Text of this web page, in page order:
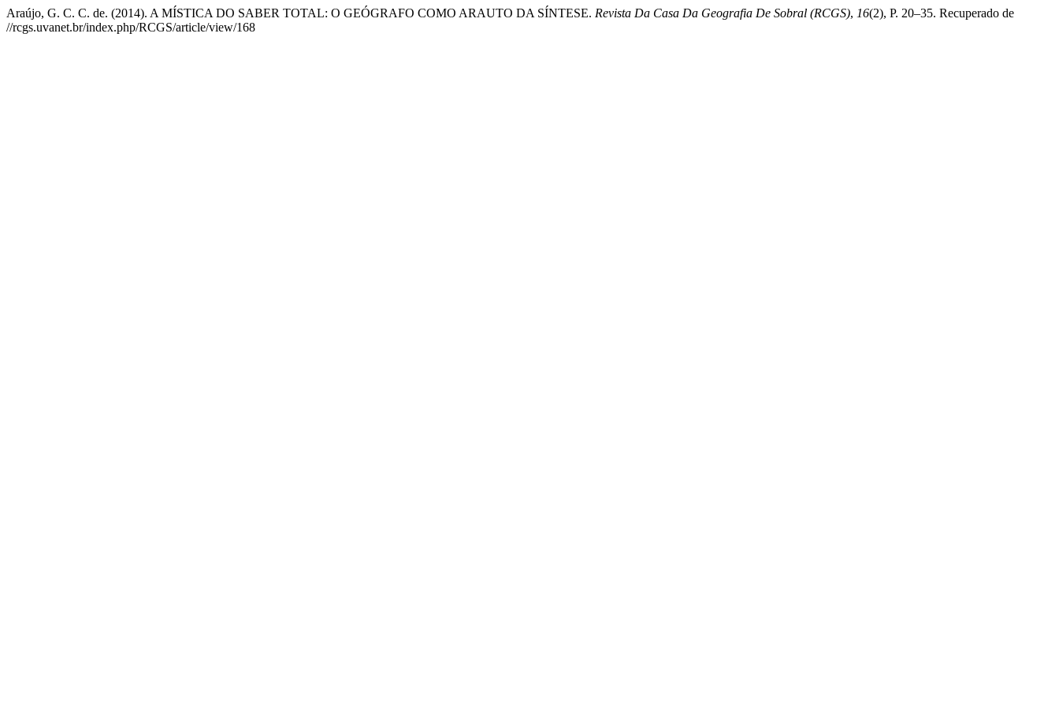
Araújo, G. C. C. de. (2014). A MÍSTICA DO SABER TOTAL: O GEÓGRAFO COMO ARAUTO DA SÍNTESE. Revista Da Casa Da Geografia De Sobral (RCGS), 16(2), P. 20–35. Recuperado de
//rcgs.uvanet.br/index.php/RCGS/article/view/168